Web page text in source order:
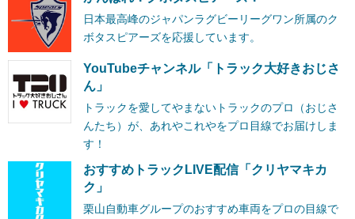
日本最高峰のジャパンラグビーリーグワン所属のク
ボタスピアーズを応援しています。
YouTubeチャンネル「トラック大好きおじさ
ん」
トラックを愛してやまないトラックのプロ（おじさ
んたち）が、あれやこれやをプロ目線でお届けしま
す！
おすすめトラックLIVE配信「クリヤマキカ
ク」
栗山自動車グループのおすすめ車両をプロの目線で